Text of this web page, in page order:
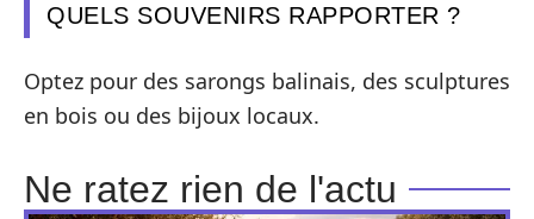
QUELS SOUVENIRS RAPPORTER ?
Optez pour des sarongs balinais, des sculptures
en bois ou des bijoux locaux.
Ne ratez rien de l'actu